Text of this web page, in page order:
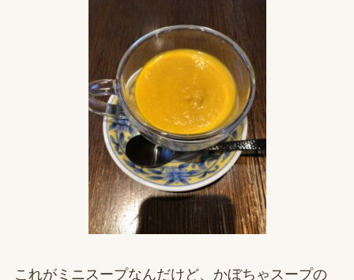
これがミニスープなんだけど、かぼちゃスープの